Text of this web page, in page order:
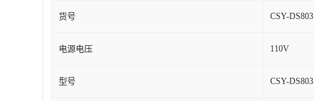
货号 CSY-DS803
电源电压 110V
型号 CSY-DS803